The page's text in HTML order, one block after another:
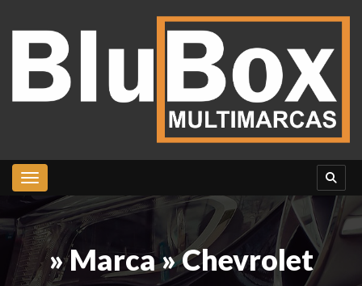
Toggle navigation
» Marca » Chevrolet